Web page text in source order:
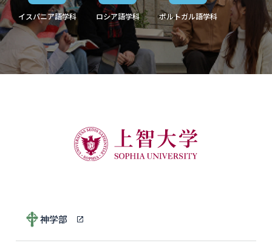
イスパニア語学科 ロシア語学科 ポルトガル語学科
神学部